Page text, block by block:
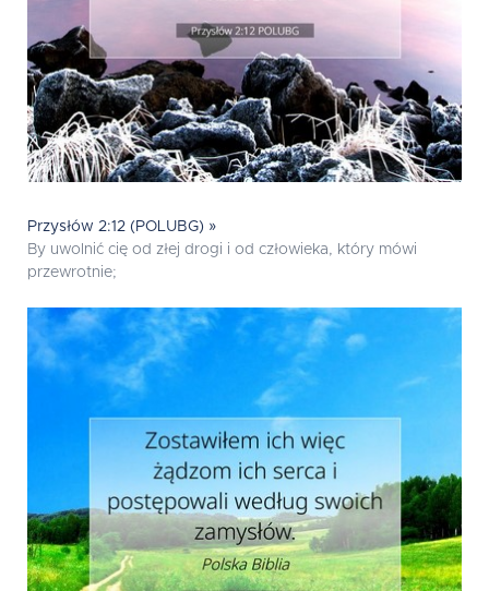
Przysłów 2:12 (POLUBG) »
By uwolnić cię od złej drogi i od człowieka, który mówi
przewrotnie;